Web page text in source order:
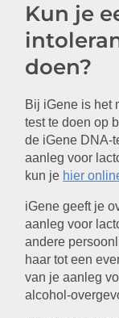
Kun je
doen?
Bij iGene is het
test te doen op
de iGene DNA-
aanleg voor
kun je hier
iGene geeft je
aanleg voor
andere
haar tot een
van je aanleg
alcohol-